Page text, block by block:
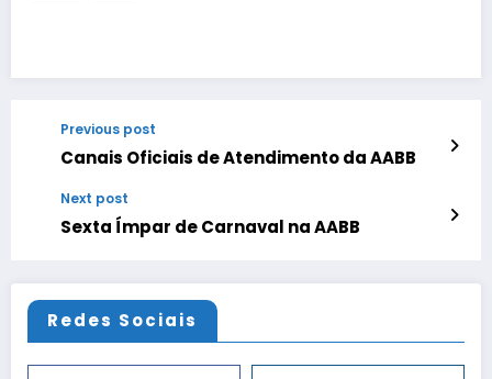
Previous post
Canais Oficiais de Atendimento da AABB
Next post
Sexta Ímpar de Carnaval na AABB
Redes Sociais